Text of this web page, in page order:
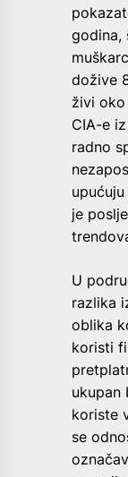
godina,
dožive
živi oko
CIA-e
radno
je
U
razlika
oblika
koristi
ukupan
koriste
se